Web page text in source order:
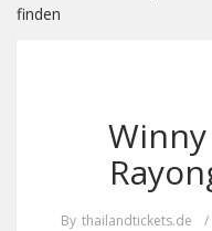
finden
By thailandtickets.de /